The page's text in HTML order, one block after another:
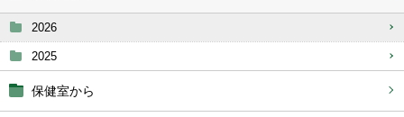
2026
2025
保健室から